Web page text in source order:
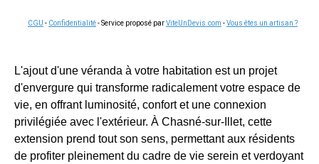
CGU - Confidentialité- Service proposé parViteUnDevis.com -Vous êtes un artisan ?
L'ajout d'une véranda à votre habitation est un projet
d'envergure qui transforme radicalement votre espace de
vie, en offrant luminosité, confort et une connexion
privilégiée avec l'extérieur. À Chasné-sur-Illet, cette
extension prend tout son sens, permettant aux résidents
de profiter pleinement du cadre de vie serein et verdoyant